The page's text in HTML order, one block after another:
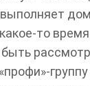
выполняет
то